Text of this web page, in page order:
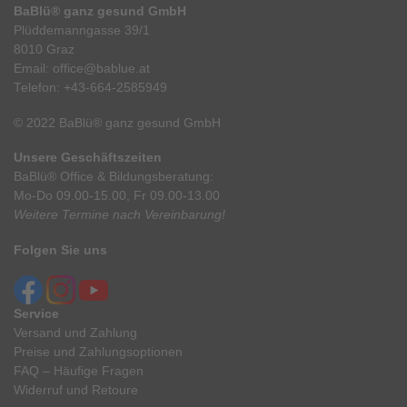
BaBlü® ganz gesund GmbH
Plüddemanngasse 39/1
8010 Graz
Email: office@bablue.at
Telefon: +43-664-2585949
© 2022 BaBlü® ganz gesund GmbH
Unsere Geschäftszeiten
BaBlü® Office & Bildungsberatung:
Mo-Do 09.00-15.00, Fr 09.00-13.00
Weitere Termine nach Vereinbarung!
Folgen Sie uns
Service
Versand und Zahlung
Preise und Zahlungsoptionen
FAQ – Häufige Fragen
Widerruf und Retoure